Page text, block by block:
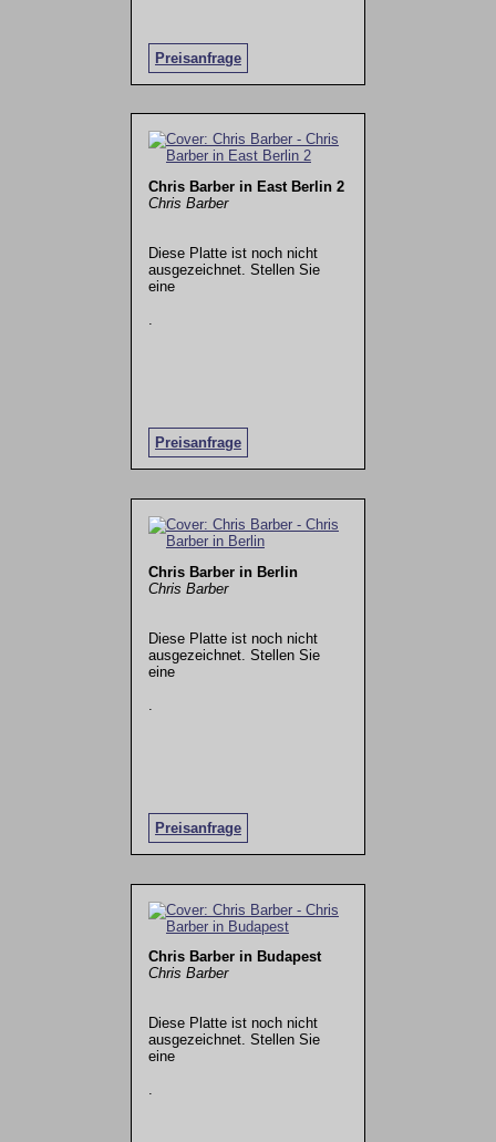
Preisanfrage
Chris Barber in East Berlin 2
Chris Barber
Diese Platte ist noch nicht
ausgezeichnet. Stellen Sie
eine
Preisanfrage
.
Chris Barber in Berlin
Chris Barber
Diese Platte ist noch nicht
ausgezeichnet. Stellen Sie
eine
Preisanfrage
Chris Barber in Budapest
Chris Barber
Diese Platte ist noch nicht
ausgezeichnet. Stellen Sie
eine
.